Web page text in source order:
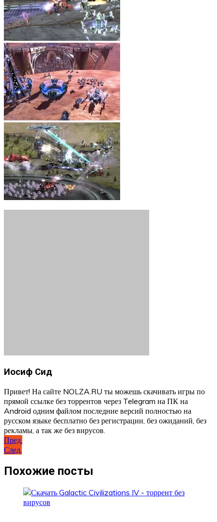
Иосиф Сид
Привет! На сайте NOLZA.RU ты можешь скачивать игры по
прямой ссылке без торрентов через Telegram на ПК на
Android одним файлом последние версий полностью на
русском языке бесплатно без регистрации, без ожиданий, без
рекламы, а так же без вирусов.
Навигация
по
записям
Пред.
След.
Похожие посты